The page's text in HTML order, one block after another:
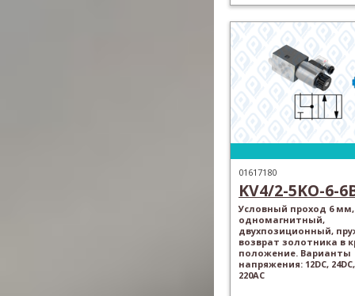
01617180
KV4/2-5KO-6-
Условный проход 6 мм,
одномагнитный,
двухпозиционный,
возврат золотника в
положение. Варианты
напряжения: 12DC, 24DC,
220AC